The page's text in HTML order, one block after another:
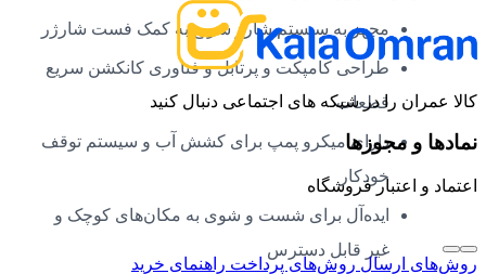
مجهز به سیستم شارژ سریع به کمک فست شارژر
طراحی کامپکت و پرتابل و فناوری کانکشن سریع
قطعات
دارای میکرو پمپ برای کشش آب و سیستم توقف
خودکار
ایده‌آل برای شست و شوی به مکان‌های کوچک و
غیر قابل دسترس
کالا عمران را در شبکه های اجتماعی دنبال کنید
نمادها و مجوزها
اعتماد و اعتبار فروشگاه
روش‌های ارسال روش‌های پرداخت راهنمای خرید